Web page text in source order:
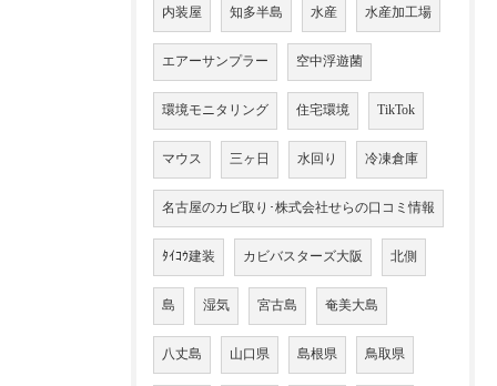
内装屋 知多半島 水産 水産加工場
エアーサンプラー 空中浮遊菌
環境モニタリング 住宅環境 TikTok
マウス 三ヶ日 水回り 冷凍倉庫
名古屋のカビ取り･株式会社せらの口コミ情報
ﾀｲｺｳ建装 カビバスターズ大阪 北側
島 湿気 宮古島 奄美大島
八丈島 山口県 島根県 鳥取県